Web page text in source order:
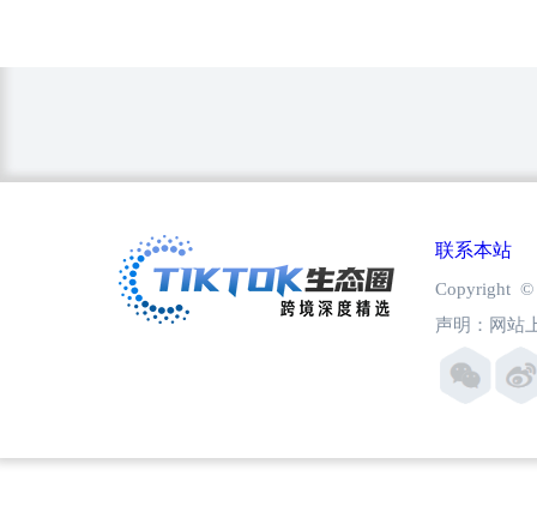
联系本站
Copyright ©
声明：网站